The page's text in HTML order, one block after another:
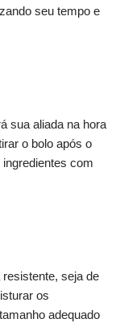
seu tempo e
sua aliada na hora
o bolo após o
com
seja de
os
adequado